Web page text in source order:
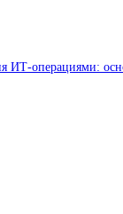
ИТ-операциями: